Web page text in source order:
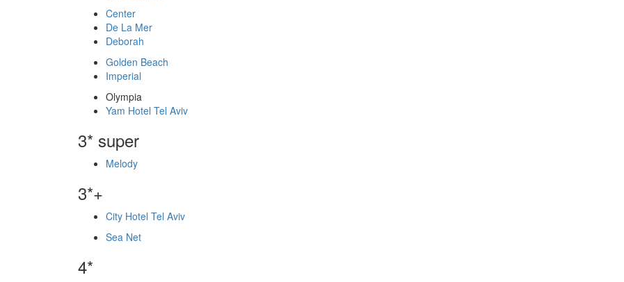
Center
De La Mer
Deborah
Golden Beach
Imperial
Olympia
Yam Hotel Tel Aviv
3* super
Melody
3*+
City Hotel Tel Aviv
Sea Net
4*